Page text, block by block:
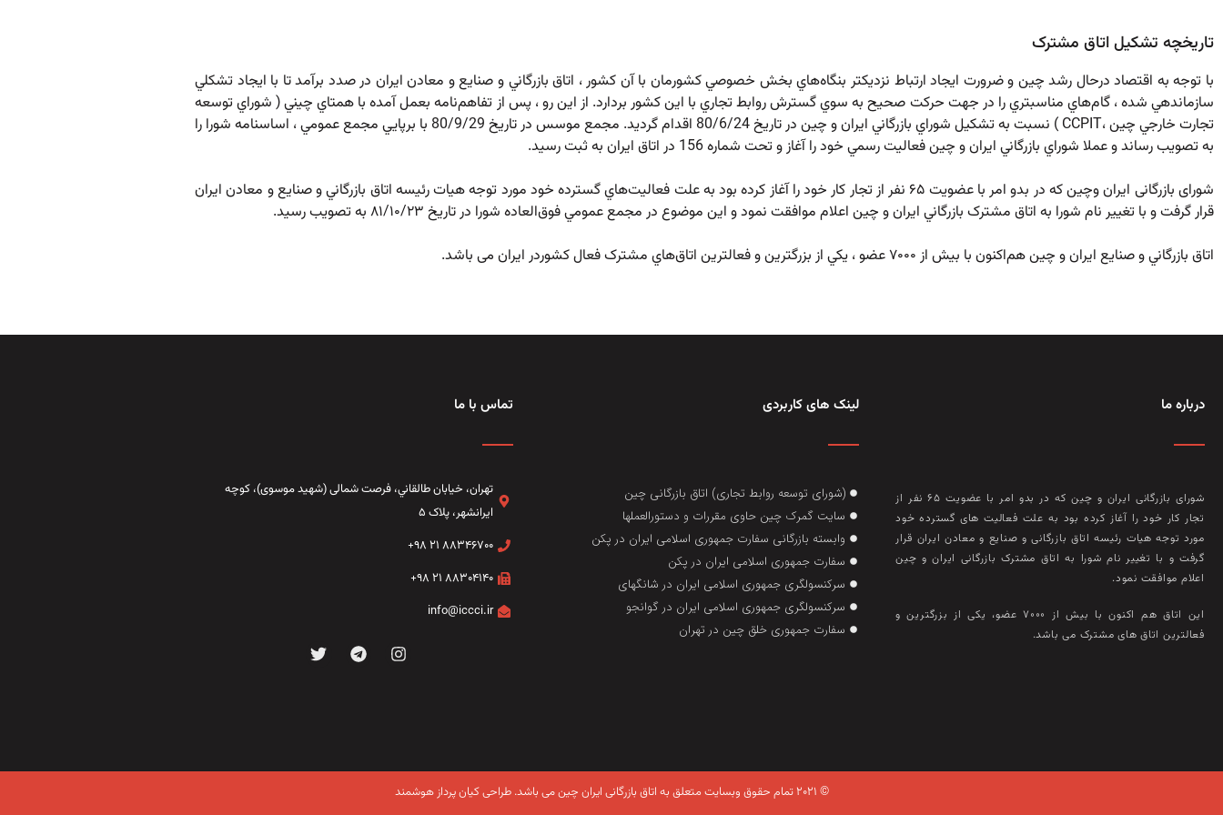
تاریخچه تشکیل اتاق مشترک
با توجه به اقتصاد درحال رشد چين و ضرورت ايجاد ارتباط نزديکتر بنگاه‌هاي بخش خصوصي کشورمان با آن کشور ، اتاق بازرگاني و صنايع و معادن ايران در صدد برآمد تا با ايجاد تشکلي
سازماندهي شده ، گام‌هاي مناسبتري را در جهت حرکت صحيح به سوي گسترش روابط تجاري با اين کشور بردارد. از اين رو ، پس از تفاهم‌نامه‌ بعمل آمده با همتاي چيني ( شوراي توسعه
تجارت خارجي چين ،CCPIT ) نسبت به تشکيل شوراي بازرگاني ايران و چين در تاريخ 80/6/24 اقدام گردید. مجمع موسس در تاريخ 80/9/29 با برپايي مجمع عمومي ، اساسنامه شورا را
به تصويب رساند و عملا شوراي بازرگاني ايران و چين فعاليت رسمي خود را آغاز و تحت شماره 156 در اتاق ايران به ثبت رسيد.
شورای بازرگانی ایران وچین که در بدو امر با عضويت ۶۵ نفر از تجار کار خود را آغاز کرده بود به علت فعاليت‌هاي گسترده خود مورد توجه هيات رئيسه اتاق بازرگاني و صنايع و معادن ايران
قرار گرفت و با تغيير نام شورا به اتاق مشترک بازرگاني ايران و چين اعلام موافقت نمود و اين موضوع در مجمع عمومي فوق‌العاده شورا در تاريخ ۸۱/۱۰/۲۳ به تصويب رسيد.
اتاق بازرگاني و صنايع ايران و چين هم‌اکنون با بيش از ۷۰۰۰ عضو ، يکي از بزرگترين و فعالترين اتاق‌هاي مشترک فعال کشوردر ایران می باشد.
درباره ما
شورای بازرگانی ایران و چین که در بدو امر با عضويت ۶۵ نفر از
تجار کار خود را آغاز کرده بود به علت فعاليت‌ های گسترده خود
مورد توجه هيات رئيسه اتاق بازرگانی و صنايع و معادن ايران قرار
گرفت و با تغيير نام شورا به اتاق مشترک بازرگانی ايران و چين
اعلام موافقت نمود.
این اتاق هم‌ اکنون با بيش از ۷۰۰۰ عضو، يکی از بزرگترين و
فعالترين اتاق‌ های مشترک می باشد.
لینک های کاربردی
(شورای توسعه روابط تجاری) اتاق بازرگانی چین
سایت گمرک چین حاوی مقررات و دستورالعملها
وابسته بازرگانی سفارت جمهوری اسلامی ایران در پکن
سفارت جمهوری اسلامی ایران در پکن
سرکنسولگری جمهوری اسلامی ایران در شانگهای
سرکنسولگری جمهوری اسلامی ایران در گوانجو
سفارت جمهوری خلق چین در تهران
تماس با ما
تهران، خيابان طالقاني،‌ فرصت شمالی (شهید موسوی)، کوچه
ایرانشهر، پلاک ۵
۸۸۳۴۶۷۰۰ ۲۱ ۹۸+
۸۸۳۰۴۱۴۰ ۲۱ ۹۸+
info@iccci.ir
© ۲۰۲۱ تمام حقوق وبسایت متعلق به اتاق بازرگانی ایران چین می باشد. طراحی کیان پرداز هوشمند